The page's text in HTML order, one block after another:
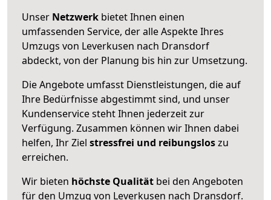
Unser Netzwerk bietet Ihnen einen
umfassenden Service, der alle Aspekte Ihres
Umzugs von Leverkusen nach Dransdorf
abdeckt, von der Planung bis hin zur Umsetzung.
Die Angebote umfasst Dienstleistungen, die auf
Ihre Bedürfnisse abgestimmt sind, und unser
Kundenservice steht Ihnen jederzeit zur
Verfügung. Zusammen können wir Ihnen dabei
helfen, Ihr Ziel stressfrei und reibungsloszu
erreichen.
Wir bieten höchste Qualität bei den Angeboten
für den Umzug von Leverkusen nach Dransdorf.